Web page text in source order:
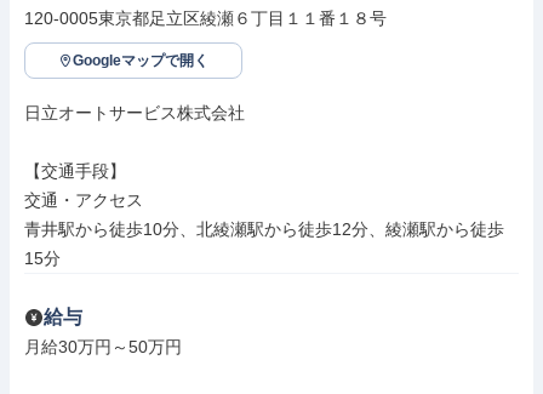
120-0005東京都足立区綾瀬６丁目１１番１８号
Googleマップで開く
日立オートサービス株式会社
【交通手段】
交通・アクセス
青井駅から徒歩10分、北綾瀬駅から徒歩12分、綾瀬駅から徒歩
15分
給与
月給30万円～50万円